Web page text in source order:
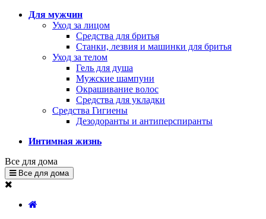
Для мужчин
Уход за лицом
Средства для бритья
Станки, лезвия и машинки для бритья
Уход за телом
Гель для душа
Мужские шампуни
Окрашивание волос
Средства для укладки
Средства Гигиены
Дезодоранты и антиперспиранты
Интимная жизнь
Все для дома
Все для дома